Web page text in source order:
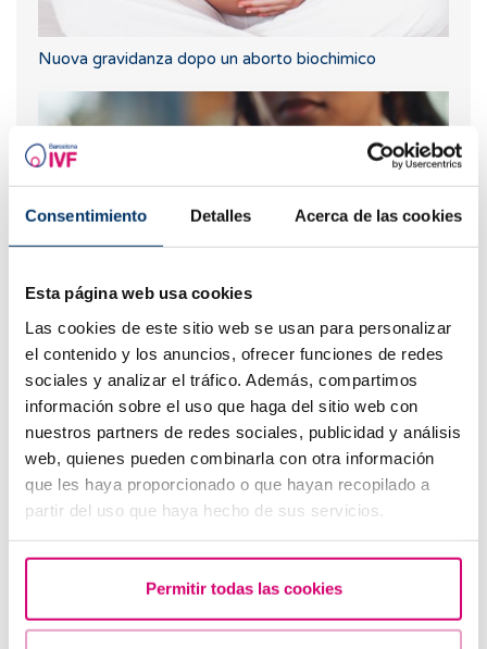
Consentimiento Detalles Acerca de las cookies
Esta página web usa cookies
Las cookies de este sitio web se usan para personalizar
el contenido y los anuncios, ofrecer funciones de redes
sociales y analizar el tráfico. Además, compartimos
información sobre el uso que haga del sitio web con
nuestros partners de redes sociales, publicidad y análisis
web, quienes pueden combinarla con otra información
que les haya proporcionado o que hayan recopilado a
partir del uso que haya hecho de sus servicios.
Permitir todas las cookies
Nuova gravidanza dopo un aborto biochimico
Cosa fare in caso di ritardo mestruale con un test di
gravidanza negativo?
Quali sono i sintomi dopo un impianto embrionale?